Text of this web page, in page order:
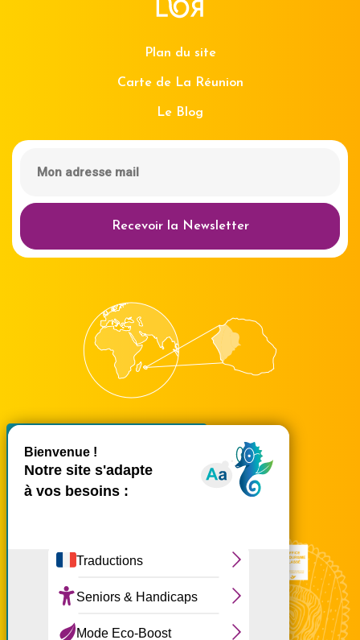
Tout accepter
Tout refuser
Masquer le
Plan du site
Carte de La Réunion
Le Blog
Recevoir la Newsletter
accueil@ouest-lareunion.com
tél.02 62 42 31 31
Nous rencontrer